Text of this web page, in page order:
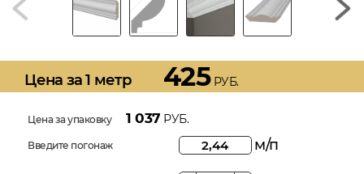
Цена за 1 метр 425РУБ.
Цена за упаковку 1 037 РУБ.
Введите погонаж м/п